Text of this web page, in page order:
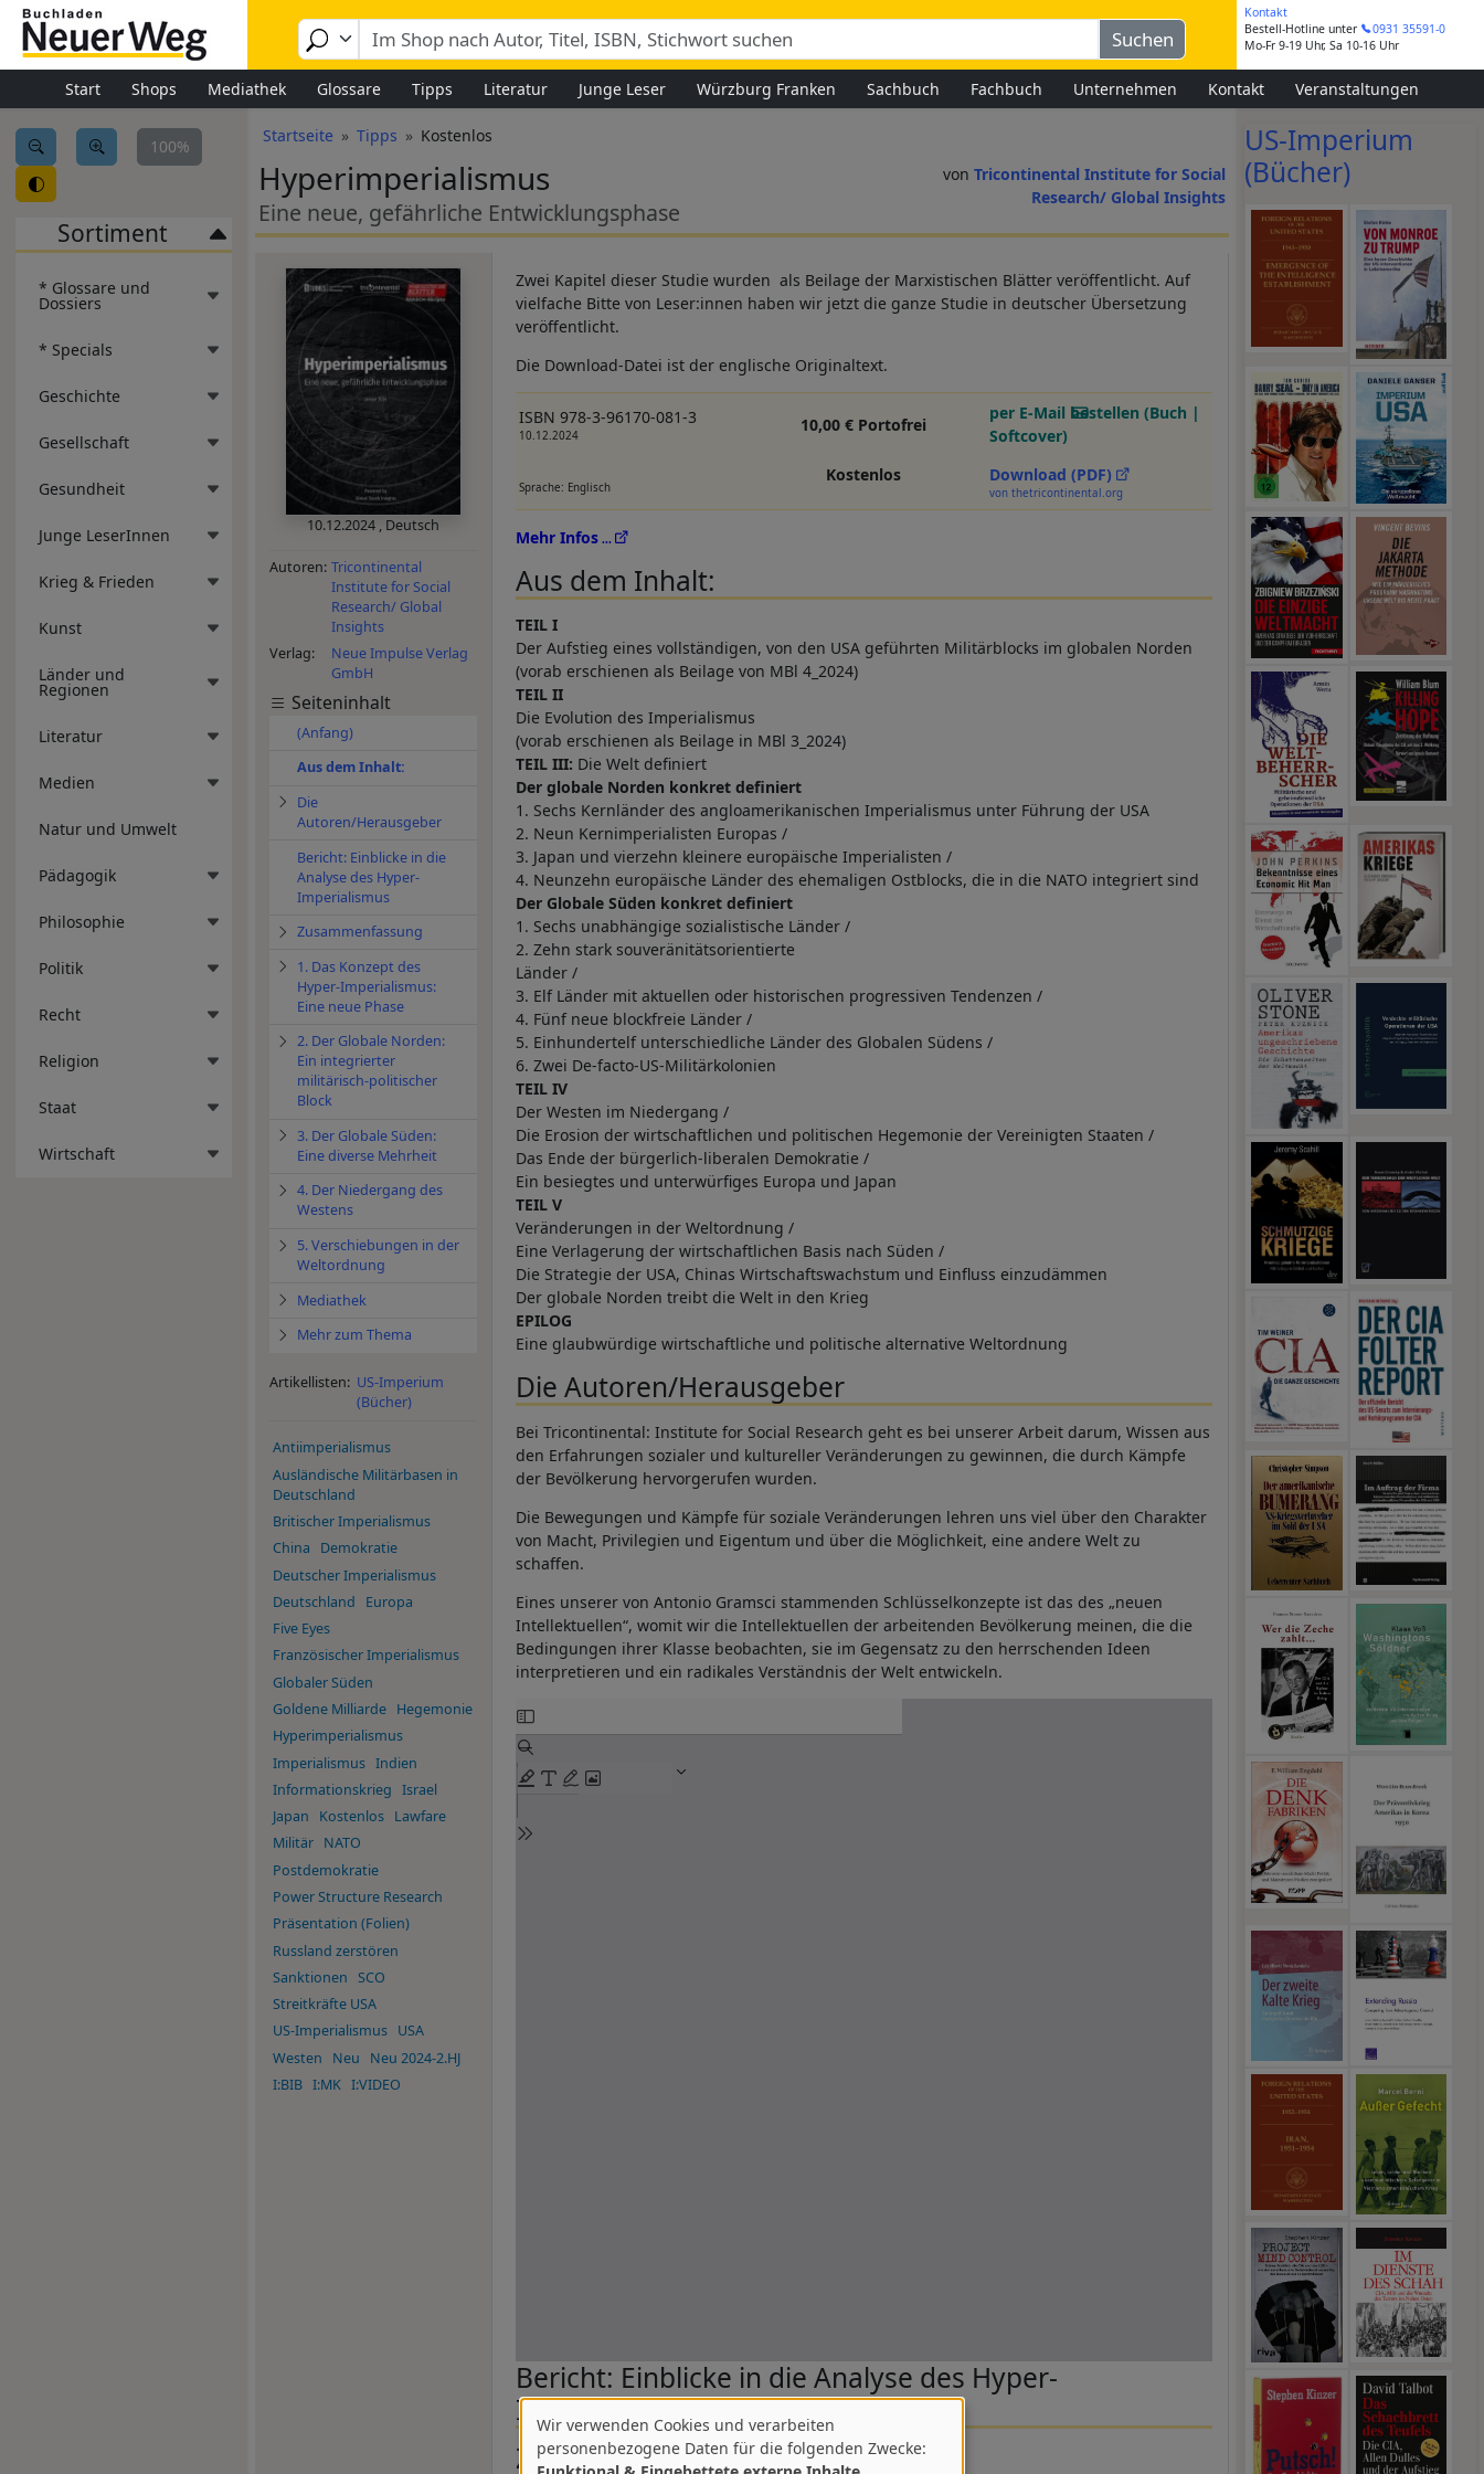
Direkt zum Inhalt
Image
Kontakt
Bestell-Hotline unter
0931 35591-0
Mo-Fr 9-19 Uhr, Sa 10-16 Uhr
Start Shops Mediathek Glossare Tipps Literatur Junge Leser Würzburg Franken Sachbuch Fachbuch Unternehmen Kontakt Veranstaltungen
100%
Sortiment
* Glossare und
Dossiers
* Specials
Geschichte
Gesellschaft
Gesundheit
Junge LeserInnen
Krieg & Frieden
Kunst
Länder und
Regionen
Literatur
Medien
Natur und Umwelt
Pädagogik
Philosophie
Politik
Recht
Religion
Staat
Wirtschaft
Pfadnavigation
Startseite Tipps
Kostenlos
Tricontinental Institute for Social
Research/ Global Insights
Hyperimperialismus
Eine neue, gefährliche Entwicklungsphase
10.12.2024 , Deutsch
Autoren Tricontinental
Institute for Social
Research/ Global
Insights
Verlag
Neue Impulse Verlag
GmbH
Seiteninhalt
(Anfang)
Aus dem Inhalt:
Die
Autoren/Herausgeber
Bericht: Einblicke in die
Analyse des Hyper-
Imperialismus
Zusammenfassung
1. Das Konzept des
Hyper-Imperialismus:
Eine neue Phase
2. Der Globale Norden:
Ein integrierter
militärisch-politischer
Block
3. Der Globale Süden:
Eine diverse Mehrheit
4. Der Niedergang des
Westens
5. Verschiebungen in der
Weltordnung
Mediathek
Mehr zum Thema
Artikellisten: US-Imperium
(Bücher)
Antiimperialismus
Ausländische Militärbasen in
Deutschland
Britischer Imperialismus
China
Demokratie
Deutscher Imperialismus
Deutschland
Europa
Five Eyes
Französischer Imperialismus
Globaler Süden
Goldene Milliarde
Hegemonie
Hyperimperialismus
Imperialismus Indien
Informationskrieg Israel
Japan
Kostenlos Lawfare
Militär
NATO
Postdemokratie
Power Structure Research
Präsentation (Folien)
Russland zerstören
Sanktionen SCO
Streitkräfte USA
US-Imperialismus
USA
Westen
Neu
Neu 2024-2.HJ
I:BIB I:MK I:VIDEO
Zwei Kapitel dieser Studie wurden als Beilage der Marxistischen Blätter veröffentlicht. Auf
vielfache Bitte von Leser:innen haben wir jetzt die ganze Studie in deutscher Übersetzung
veröffentlicht.
Die Download-Datei ist der englische Originaltext.
ISBN 978-3-96170-081-3
10.12.2024
10,00 € Portofrei
per E-Mail bestellen (Buch |
Softcover)
Sprache: Englisch
Kostenlos Download (PDF)
von thetricontinental.org
Mehr Infos
Aus dem Inhalt:
TEIL I
Der Aufstieg eines vollständigen, von den USA geführten Militärblocks im globalen Norden
(vorab erschienen als Beilage von MBl 4_2024)
TEIL II
Die Evolution des Imperialismus
(vorab erschienen als Beilage in MBl 3_2024)
TEIL III: Die Welt definiert
Der globale Norden konkret definiert
1. Sechs Kernländer des angloamerikanischen Imperialismus unter Führung der USA
2. Neun Kernimperialisten Europas /
3. Japan und vierzehn kleinere europäische Imperialisten /
4. Neunzehn europäische Länder des ehemaligen Ostblocks, die in die NATO integriert sind
Der Globale Süden konkret definiert
1. Sechs unabhängige sozialistische Länder /
2. Zehn stark souveränitätsorientierte
Länder /
3. Elf Länder mit aktuellen oder historischen progressiven Tendenzen /
4. Fünf neue blockfreie Länder /
5. Einhundertelf unterschiedliche Länder des Globalen Südens /
6. Zwei De-facto-US-Militärkolonien
TEIL IV
Der Westen im Niedergang /
Die Erosion der wirtschaftlichen und politischen Hegemonie der Vereinigten Staaten /
Das Ende der bürgerlich-liberalen Demokratie /
Ein besiegtes und unterwürfiges Europa und Japan
TEIL V
Veränderungen in der Weltordnung /
Eine Verlagerung der wirtschaftlichen Basis nach Süden /
Die Strategie der USA, Chinas Wirtschaftswachstum und Einfluss einzudämmen
Der globale Norden treibt die Welt in den Krieg
EPILOG
Eine glaubwürdige wirtschaftliche und politische alternative Weltordnung
Die Autoren/Herausgeber
Bei Tricontinental: Institute for Social Research geht es bei unserer Arbeit darum, Wissen aus
den Erfahrungen sozialer und kultureller Veränderungen zu gewinnen, die durch Kämpfe
der Bevölkerung hervorgerufen wurden.
Die Bewegungen und Kämpfe für soziale Veränderungen lehren uns viel über den Charakter
von Macht, Privilegien und Eigentum und über die Möglichkeit, eine andere Welt zu
schaffen.
Eines unserer von Antonio Gramsci stammenden Schlüsselkonzepte ist das des „neuen
Intellektuellen“, womit wir die Intellektuellen der arbeitenden Bevölkerung meinen, die die
Bedingungen ihrer Klasse beobachten, sie im Gegensatz zu den herrschenden Ideen
interpretieren und ein radikales Verständnis der Welt entwickeln.
Bericht: Einblicke in die Analyse des Hyper-
Imperialismus
Zusammenfassung
US-Imperium
(Bücher)
Verwendung
Wir verwenden Cookies und verarbeiten
personenbezogene Daten für die folgenden Zwecke: